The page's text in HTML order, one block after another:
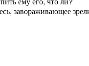
завораживающее